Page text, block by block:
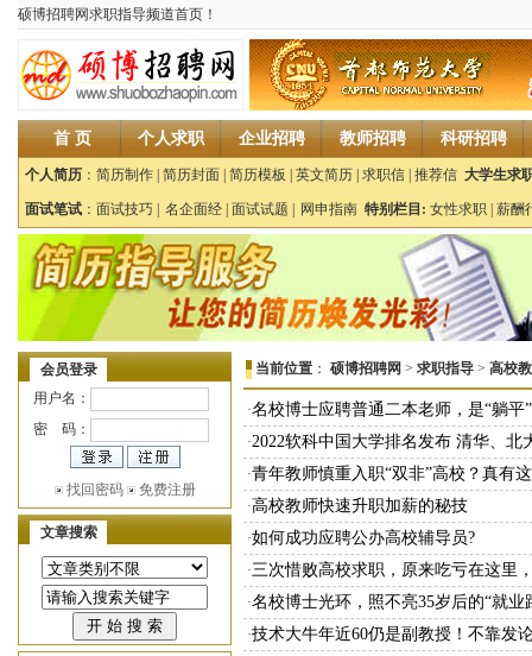
硕博招聘网求职指导频道首页！
首 页 个人求职 企业招聘 教师招聘 科研招聘
个人简历 ： 简历制作 简历封面 简历模板 英文简历 求职信 推荐信 大学生求
面试笔试 ： 面试技巧 名企面经 面试试题 网申指南 特别栏目: 女性求职 薪酬
会员登录
用户名：
密 码：
找回密码 免费注册
文章搜索
当前位置 ： 硕博招聘网 > 求职指导 > 高校
·名校博士应聘普通二本老师，是“躺平
·2022软科中国大学排名发布 清华、北
·青年教师慎重入职“双非”高校？真有
·高校教师快速升职加薪的秘技
·如何成功应聘公办高校辅导员?
·三次惜败高校求职，原来吃亏在这里
·名校博士光环，照不亮35岁后的“就
·技术大牛年近60仍是副教授！不靠发